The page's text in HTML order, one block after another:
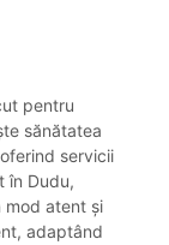
pentru
sănătatea
servicii
în Dudu,
mod atent și
adaptând